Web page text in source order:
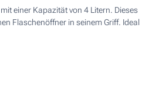
einer Kapazität von 4 Litern. Dieses
Flaschenöffner in seinem Griff. Ideal